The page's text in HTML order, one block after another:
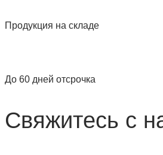
Продукция на складе
До 60 дней отсрочка
Свяжитесь с